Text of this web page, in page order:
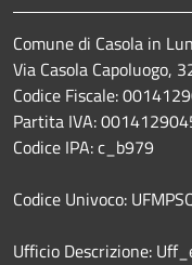
Comune di Casola in
Via Casola Capoluogo,
Codice Fiscale:
Partita IVA:
Codice IPA: c_b979
Codice Univoco:
Ufficio Descrizione: